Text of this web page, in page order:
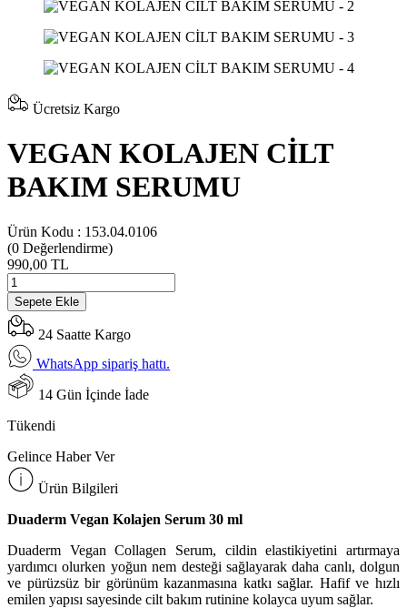
Ücretsiz Kargo
VEGAN KOLAJEN CİLT
BAKIM SERUMU
Ürün Kodu : 153.04.0106
(0 Değerlendirme)
990,00 TL
Sepete Ekle
24 Saatte Kargo
WhatsApp sipariş hattı.
14 Gün İçinde İade
Tükendi
Gelince Haber Ver
Ürün Bilgileri
Duaderm Vegan Kolajen Serum 30 ml
Duaderm Vegan Collagen Serum, cildin elastikiyetini artırmaya
yardımcı olurken yoğun nem desteği sağlayarak daha canlı, dolgun
ve pürüzsüz bir görünüm kazanmasına katkı sağlar. Hafif ve hızlı
emilen yapısı sayesinde cilt bakım rutinine kolayca uyum sağlar.